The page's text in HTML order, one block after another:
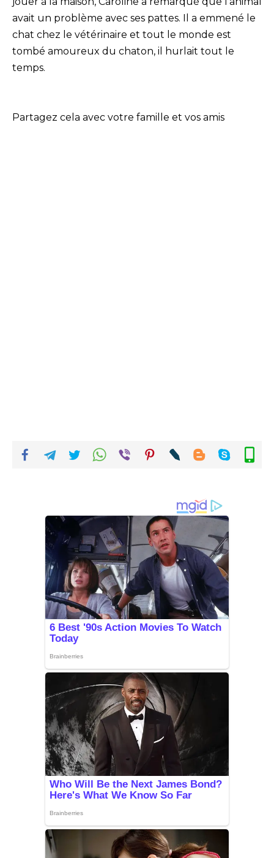
avait un problème avec ses pattes. Il a emmené le
chat chez le vétérinaire et tout le monde est
tombé amoureux du chaton, il hurlait tout le
temps.
Partagez cela avec votre famille et vos amis